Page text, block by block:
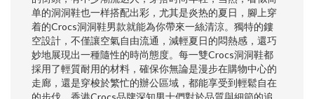
单的洞洞鞋也一样搭配出彩，尤其是炎热的夏日，腳上穿
着的Crocs洞洞鞋男款就能為你帶來一絲清涼。獨特的鏤
空設計，不僅讓空氣自由流通，減輕夏日的悶熱感，還巧
妙地展現出一種隨性的時尚態度。每一雙Crocs洞洞鞋都
採用了輕質耐用的材料，確保你無論是漫步在購物中心的
走廊，還是穿梭於繁忙的辦公區域，都能享受到輕鬆自在
的步伐。香港Crocs品牌深知男士們對於品質與細節的追